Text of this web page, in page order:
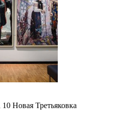
10 Новая Третьяковка